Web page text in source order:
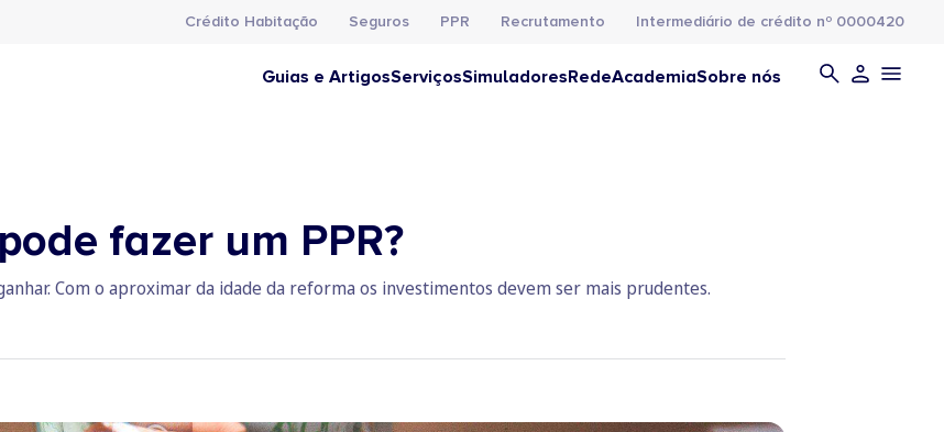
Crédito Habitação Seguros PPR Recrutamento Intermediário de crédito nº 0000420
Guias e ArtigosServiçosSimuladoresRedeAcademiaSobre nós
fazer um PPR?
Com o aproximar da idade da reforma os investimentos devem ser mais prudentes.